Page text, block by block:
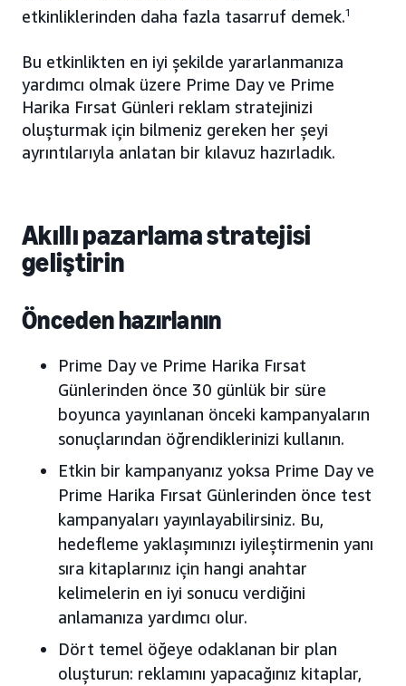
etkinliklerinden daha fazla tasarruf demek.1
Bu etkinlikten en iyi şekilde yararlanmanıza
yardımcı olmak üzere Prime Day ve Prime
Harika Fırsat Günleri reklam stratejinizi
oluşturmak için bilmeniz gereken her şeyi
ayrıntılarıyla anlatan bir kılavuz hazırladık.
Akıllı pazarlama stratejisi
geliştirin
Önceden hazırlanın
Prime Day ve Prime Harika Fırsat
Günlerinden önce 30 günlük bir süre
boyunca yayınlanan önceki kampanyaların
sonuçlarından öğrendiklerinizi kullanın.
Etkin bir kampanyanız yoksa Prime Day ve
Prime Harika Fırsat Günlerinden önce test
kampanyaları yayınlayabilirsiniz. Bu,
hedefleme yaklaşımınızı iyileştirmenin yanı
sıra kitaplarınız için hangi anahtar
kelimelerin en iyi sonucu verdiğini
anlamanıza yardımcı olur.
Dört temel öğeye odaklanan bir plan
oluşturun: reklamını yapacağınız kitaplar,